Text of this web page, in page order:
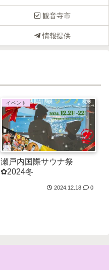
観音寺市
情報提供
イベント
瀬戸内国際サウナ祭
✿2024冬
2024.12.18 0